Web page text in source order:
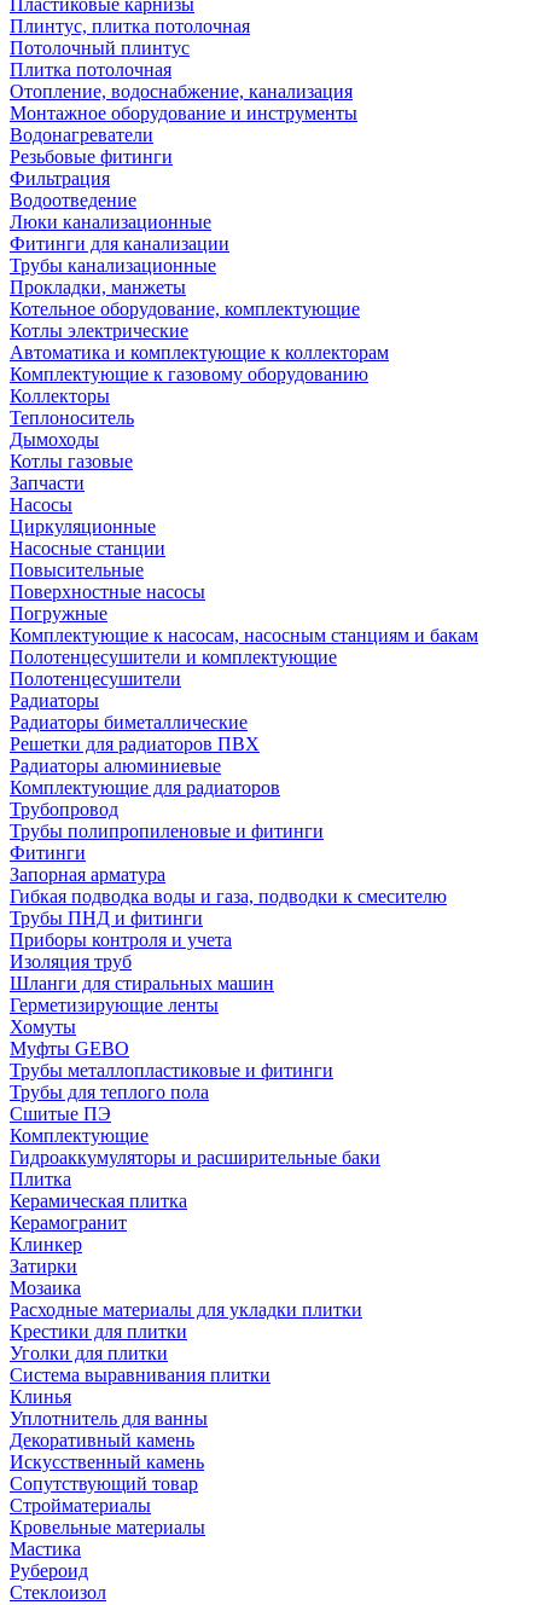
Пластиковые карнизы
Плинтус, плитка потолочная
Потолочный плинтус
Плитка потолочная
Отопление, водоснабжение, канализация
Монтажное оборудование и инструменты
Водонагреватели
Резьбовые фитинги
Фильтрация
Водоотведение
Люки канализационные
Фитинги для канализации
Трубы канализационные
Прокладки, манжеты
Котельное оборудование, комплектующие
Котлы электрические
Автоматика и комплектующие к коллекторам
Комплектующие к газовому оборудованию
Коллекторы
Теплоноситель
Дымоходы
Котлы газовые
Запчасти
Насосы
Циркуляционные
Насосные станции
Повысительные
Поверхностные насосы
Погружные
Комплектующие к насосам, насосным станциям и бакам
Полотенцесушители и комплектующие
Полотенцесушители
Радиаторы
Радиаторы биметаллические
Решетки для радиаторов ПВХ
Радиаторы алюминиевые
Комплектующие для радиаторов
Трубопровод
Трубы полипропиленовые и фитинги
Фитинги
Запорная арматура
Гибкая подводка воды и газа, подводки к смесителю
Трубы ПНД и фитинги
Приборы контроля и учета
Изоляция труб
Шланги для стиральных машин
Герметизирующие ленты
Хомуты
Муфты GEBO
Трубы металлопластиковые и фитинги
Трубы для теплого пола
Сшитые ПЭ
Комплектующие
Гидроаккумуляторы и расширительные баки
Плитка
Керамическая плитка
Керамогранит
Клинкер
Затирки
Мозаика
Расходные материалы для укладки плитки
Крестики для плитки
Уголки для плитки
Система выравнивания плитки
Клинья
Уплотнитель для ванны
Декоративный камень
Искусственный камень
Сопутствующий товар
Стройматериалы
Кровельные материалы
Мастика
Рубероид
Стеклоизол